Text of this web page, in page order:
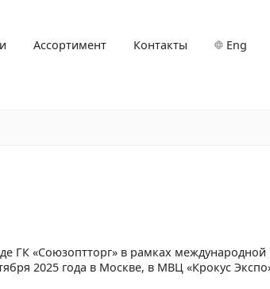
ГК «Союзоптторг» в рамках
2025 года в Москве, в МВЦ «Крокус
Ассортимент Контакты Eng